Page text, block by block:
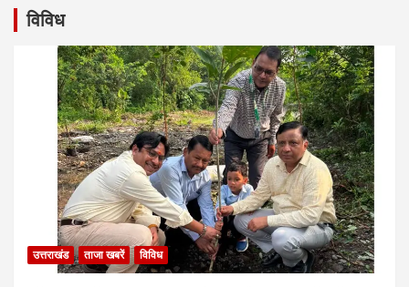
विविध
उत्तराखंड ताजा खबरें विविध